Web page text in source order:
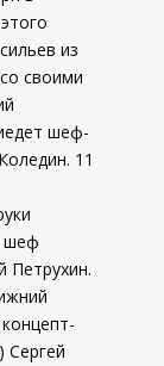
из
своими
шеф-
11
шеф
Петрухин.
Сергей